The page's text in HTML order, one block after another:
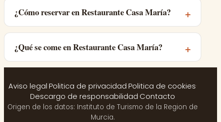
¿Cómo reservar en Restaurante Casa María?
¿Qué se come en Restaurante Casa María?
Aviso legal·Politica de privacidad·Politica de cookies·
Descargo de responsabilidad·Contacto
Origen de los datos: Instituto de Turismo de la Region de
Murcia.